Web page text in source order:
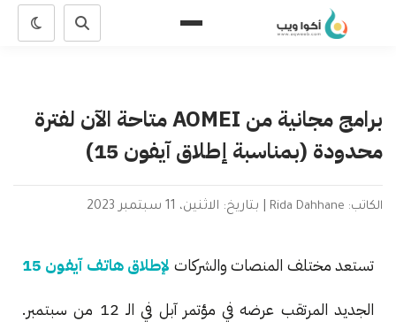
برامج مجانية من AOMEI متاحة الآن لفترة
محدودة (بمناسبة إطلاق آيفون 15)
الكاتب: Rida Dahhane بتاريخ: الاثنين، 11 سبتمبر 2023
تستعد مختلف المنصات والشركات لإطلاق هاتف آيفون 15
الجديد المرتقب عرضه في مؤتمر آبل في الـ 12 من سبتمبر.